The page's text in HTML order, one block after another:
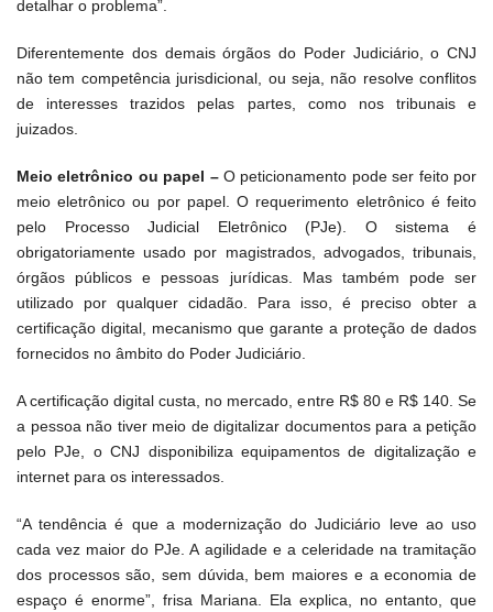
detalhar o problema”.
Diferentemente dos demais órgãos do Poder Judiciário, o CNJ
não tem competência jurisdicional, ou seja, não resolve conflitos
de interesses trazidos pelas partes, como nos tribunais e
juizados.
Meio eletrônico ou papel –O peticionamento pode ser feito por
meio eletrônico ou por papel. O requerimento eletrônico é feito
pelo Processo Judicial Eletrônico (PJe). O sistema é
obrigatoriamente usado por magistrados, advogados, tribunais,
órgãos públicos e pessoas jurídicas. Mas também pode ser
utilizado por qualquer cidadão. Para isso, é preciso obter a
certificação digital, mecanismo que garante a proteção de dados
fornecidos no âmbito do Poder Judiciário.
A certificação digital custa, no mercado, entre R$ 80 e R$ 140. Se
a pessoa não tiver meio de digitalizar documentos para a petição
pelo PJe, o CNJ disponibiliza equipamentos de digitalização e
internet para os interessados.
“A tendência é que a modernização do Judiciário leve ao uso
cada vez maior do PJe. A agilidade e a celeridade na tramitação
dos processos são, sem dúvida, bem maiores e a economia de
espaço é enorme”, frisa Mariana. Ela explica, no entanto, que